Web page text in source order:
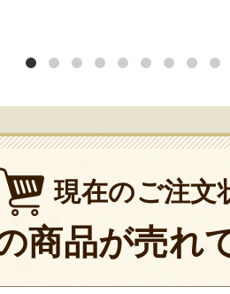
現在のご注文
商品が売れ